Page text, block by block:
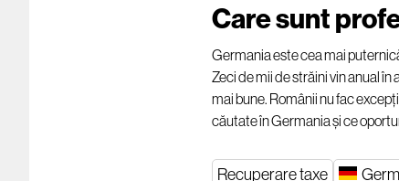
Care sunt
Germania este cea mai
Zeci de mii de străini vin anual
mai bune. Românii nu fac
căutate în Germania și ce
Recuperare taxe